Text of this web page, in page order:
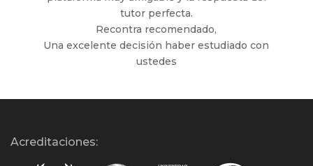
tutor perfecta.
Recontra recomendado,
Una excelente decisión haber estudiado con
ustedes
Acreditaciones: